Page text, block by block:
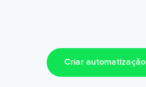
Criar automatização